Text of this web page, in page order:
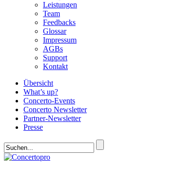
Leistungen
Team
Feedbacks
Glossar
Impressum
AGBs
Support
Kontakt
Übersicht
What’s up?
Concerto-Events
Concerto Newsletter
Partner-Newsletter
Presse